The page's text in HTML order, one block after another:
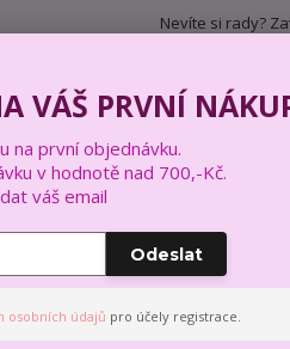
Hledat
Nevíte si rady?
A KREATIVNÍ SADY
VÁŠ PRVNÍ
na první objednávku.
v hodnotě nad 700,-Kč.
váš email
Odeslat
osobních údajů pro účely registrace.